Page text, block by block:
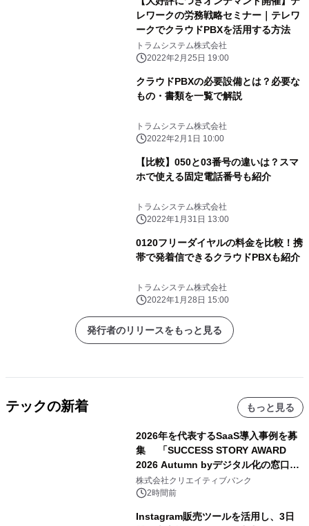
レワークの労務戦略セミナー｜テレワ
ークでクラウドPBXを活用する方法
トラムシステム株式会社
2022年2月25日 19:00
クラウドPBXの必要設備とは？必要な
もの・書類を一覧で解説
トラムシステム株式会社
2022年2月1日 10:00
【比較】050と03番号の違いは？スマ
ホで使える固定電話番号も紹介
トラムシステム株式会社
2022年1月31日 13:00
0120フリーダイヤルの料金を比較！携
帯で発着信できるクラウドPBXも紹介
トラムシステム株式会社
2022年1月28日 15:00
発行者のリリースをもっと見る
テックの新着 もっと見る
2026年を代表するSaaS導入事例を募
集 「SUCCESS STORY AWARD
2026 Autumn byデジタル化の窓口」
開催
株式会社クリエイティブバンク
2時間前
Instagram販売ツールを活用し、3日